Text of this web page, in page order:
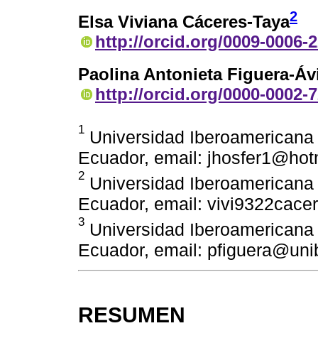
Elsa Viviana Cáceres-Taya2
http://orcid.org/0009-0006-
Paolina Antonieta Figuera-
http://orcid.org/0000-0002-
1 Universidad
Ecuador, email:
2 Universidad
Ecuador, email:
3 Universidad
Ecuador, email:
RESUMEN